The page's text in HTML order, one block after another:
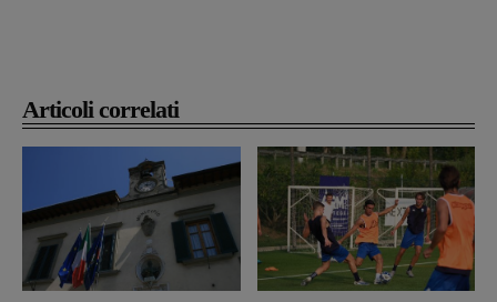
Articoli correlati